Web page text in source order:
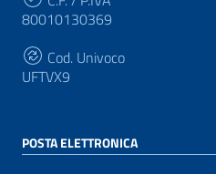
80010130369
Cod. Univoco
UFTVX9
POSTA ELETTRONICA